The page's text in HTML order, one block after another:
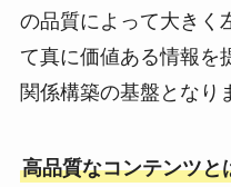
の品質によって大きく
て真に価値ある情報を
関係構築の基盤となり
高品質なコンテンツ